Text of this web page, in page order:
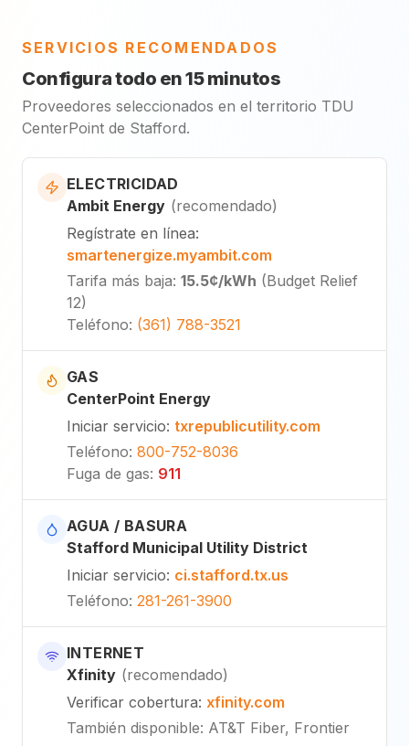
SERVICIOS RECOMENDADOS
Configura todo en 15 minutos
Proveedores seleccionados en el territorio TDU
CenterPoint de Stafford.
ELECTRICIDAD
Ambit Energy (recomendado)
Regístrate en línea:
smartenergize.myambit.com
Tarifa más baja: 15.5¢/kWh (Budget Relief
12)
Teléfono: (361) 788-3521
GAS
CenterPoint Energy
Iniciar servicio: txrepublicutility.com
Teléfono: 800-752-8036
Fuga de gas: 911
AGUA / BASURA
Stafford Municipal Utility District
Iniciar servicio: ci.stafford.tx.us
Teléfono: 281-261-3900
INTERNET
Xfinity (recomendado)
Verificar cobertura: xfinity.com
También disponible: AT&T Fiber, Frontier